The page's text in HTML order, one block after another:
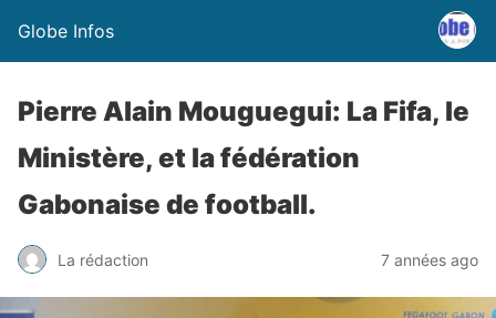
Globe Infos
Pierre Alain Mouguegui: La Fifa, le
Ministère, et la fédération
Gabonaise de football.
La rédaction 7 années ago